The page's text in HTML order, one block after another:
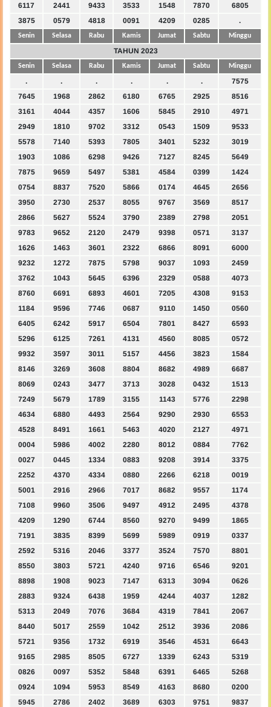
6117
2441 9433 3533 1548 7870
6805
3875
0579 4818 0091 4209 0285 .
Senin Selasa Rabu Kamis Jumat Sabtu Minggu
TAHUN 2023
Senin Selasa Rabu Kamis Jumat Sabtu Minggu
. . . . . .
7575
7645
1968 2862 6180 6765 2925
8516
3161
4044 4357 1606 5845 2910
4971
2949
1810 9702 3312 0543 1509
9533
5578
7140 5393 7805 3401 5232
3019
1903
1086 6298 9426 7127 8245
5649
7875
9659 5497 5381 4584 0399
1424
0754
8837 7520 5866 0174 4645
2656
3950
2730 2537 8055 9767 3569
8517
2866
5627 5524 3790 2389 2798
2051
9783
9652 2120 2479 9398 0571
3137
1626
1463 3601 2322 6866 8091
6000
9232
1272 7875 5798 9037 1093
2459
3762
1043 5645 6396 2329 0588
4073
8760
6691 6893 4601 7205 4308
9153
1184
9596 7746 0687 9110 1450
0560
6405
6242 5917 6504 7801 8427
6593
5296
6125 7261 4131 4560 8085
0572
9932
3597 3011 5157 4456 3823
1584
8146
3269 3608 8804 8682 4989
6687
8069
0243 3477 3713 3028 0432
1513
7249
5679 1789 3155 1143 5776
2298
4634
6880 4493 2564 9290 2930
6553
4528
8491 1661 5463 4020 2127
4971
0004
5986 4002 2280 8012 0884
7762
0027
0445 1334 0883 9208 3914
3375
2252
4370 4334 0880 2266 6218
0019
5001
2916 2966 7017 8682 9557
1174
7108
9960 3506 9497 4912 2495
4378
4209
1290 6744 8560 9270 9499
1865
7191
3835 8399 5699 5989 0919
0337
2592
5316 2046 3377 3524 7570
8801
8550
3803 5721 4240 9716 6546
9201
8898
1908 9023 7147 6313 3094
0626
2883
9324 6438 1959 4244 4037
1282
5313
2049 7076 3684 4319 7841
2067
8440
5017 2559 1042 2512 3936
2086
5721
9356 1732 6919 3546 4531
6643
9165
2985 8505 6727 1339 6243
5319
0826
0097 5352 5848 6391 6465
5268
0924
1094 5953 8549 4163 8680
0200
5945
2786 2402 3689 6303 9751
9837